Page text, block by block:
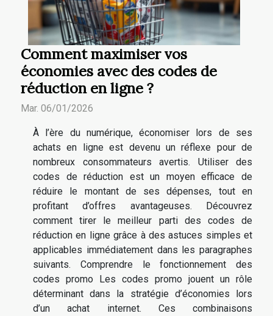
Comment maximiser vos
économies avec des codes de
réduction en ligne ?
Mar. 06/01/2026
À l’ère du numérique, économiser lors de ses
achats en ligne est devenu un réflexe pour de
nombreux consommateurs avertis. Utiliser des
codes de réduction est un moyen efficace de
réduire le montant de ses dépenses, tout en
profitant d’offres avantageuses. Découvrez
comment tirer le meilleur parti des codes de
réduction en ligne grâce à des astuces simples et
applicables immédiatement dans les paragraphes
suivants. Comprendre le fonctionnement des
codes promo Les codes promo jouent un rôle
déterminant dans la stratégie d’économies lors
d’un achat internet. Ces combinaisons